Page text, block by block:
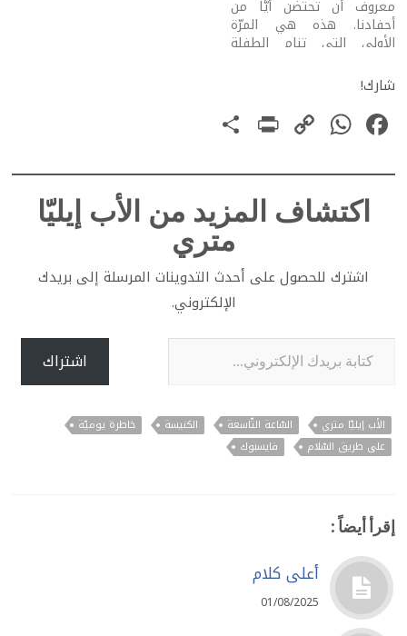
مقاعد مسرح المدرسة. كلّهم
معروف أن تحتضن أيًّا من
أحفادنا. هذه هي المرّة
الأولى التي تنام الطفلة
قلقًا، أعرفه، على وجهها.
زوجتي ربّت أولادنا الثلاثة،
وتسهم في حضانة أحفادنا
بفرح ليس فيه تأفُّف أو
شارك!
Facebook
WhatsApp
Copy
PrintFriendly
اكتشاف المزيد من الأب إيليّا
متري
اشترك للحصول على أحدث التدوينات المرسلة إلى بريدك
الإلكتروني.
كتابة بريدك الإلكتروني...
اشتراك
الأب إيليّا متري السّاعة التّاسعة الكنيسة
خاطرة يوميّة
على طريق السّلام
فايسبوك
إقرأ أيضاً :
أعلى كلام
01/08/2025